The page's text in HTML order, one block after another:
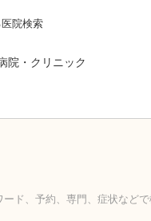
院検索
院・クリニック
ード、予約、専門、症状など